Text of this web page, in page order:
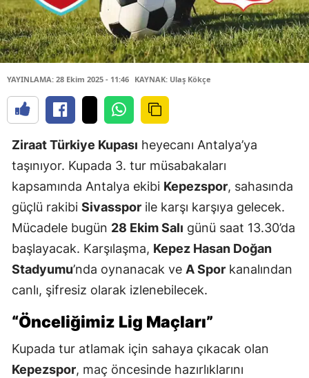
YAYINLAMA: 28 Ekim 2025 - 11:46 KAYNAK: Ulaş Kökçe
Ziraat Türkiye Kupası heyecanı Antalya’ya
taşınıyor. Kupada 3. tur müsabakaları
kapsamında Antalya ekibi Kepezspor, sahasında
güçlü rakibi Sivasspor ile karşı karşıya gelecek.
Mücadele bugün 28 Ekim Salı günü saat 13.30’da
başlayacak. Karşılaşma, Kepez Hasan Doğan
Stadyumu’nda oynanacak ve A Spor kanalından
canlı, şifresiz olarak izlenebilecek.
“Önceliğimiz Lig Maçları”
Kupada tur atlamak için sahaya çıkacak olan
Kepezspor, maç öncesinde hazırlıklarını